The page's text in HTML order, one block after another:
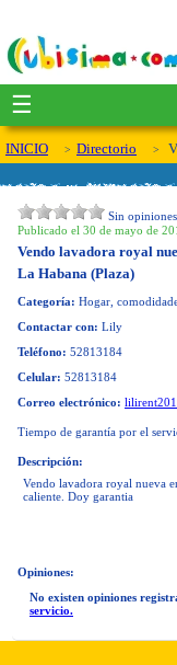
☰
INICIO Directorio
Sin opiniones
Publicado el 30 de mayo de
Vendo lavadora royal
La Habana (Plaza)
Categoría: Hogar,
Contactar con: Lily
Teléfono: 52813184
Celular: 52813184
Correo electrónico:
Tiempo de garantía por el
Descripción:
Vendo lavadora royal nueva
caliente. Doy garantia
Opiniones:
No existen opiniones
servicio.